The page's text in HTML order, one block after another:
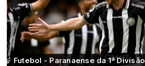
Futebol - Paranaense da 1ª Divisão